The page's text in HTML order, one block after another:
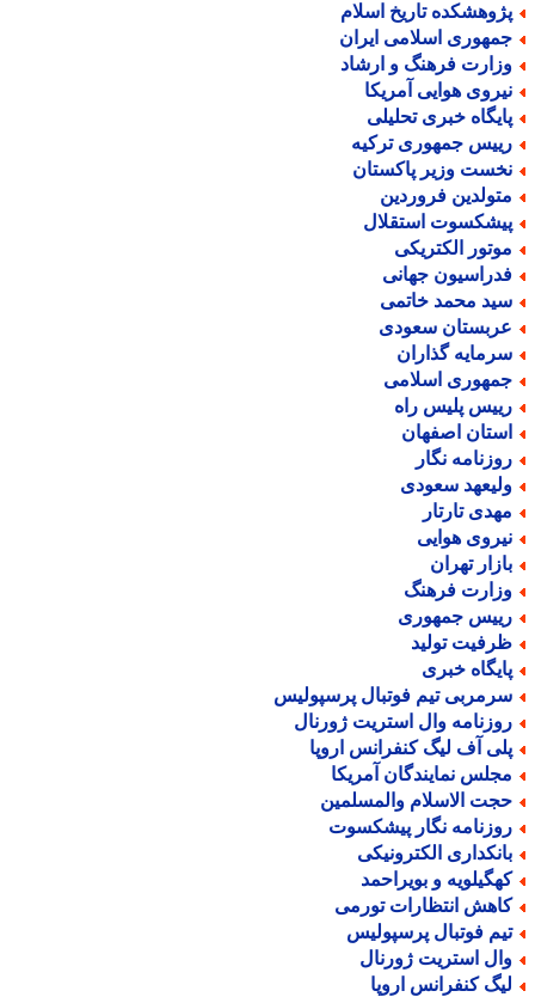
تاریخ اسلام
اسلامی ایران
فرهنگ و ارشاد
هوایی آمریکا
خبری تحلیلی
جمهوری ترکیه
وزیر پاکستان
فروردین
استقلال
الکتریکی
جهانی
محمد خاتمی
سعودی
گذاران
اسلامی
پلیس راه
اصفهان
نگار
سعودی
تارتار
هوایی
تهران
فرهنگ
جمهوری
تولید
خبری
تیم فوتبال پرسپولیس
وال استریت ژورنال
آف لیگ کنفرانس اروپا
نمایندگان آمریکا
الاسلام والمسلمین
نگار پیشکسوت
الکترونیکی
و بویراحمد
انتظارات تورمی
فوتبال پرسپولیس
استریت ژورنال
کنفرانس اروپا